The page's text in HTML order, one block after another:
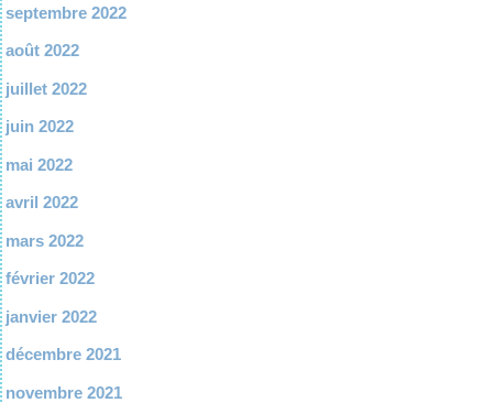
septembre 2022
août 2022
juillet 2022
juin 2022
mai 2022
avril 2022
mars 2022
février 2022
janvier 2022
décembre 2021
novembre 2021